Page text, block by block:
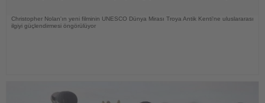
Christopher Nolan'ın yeni filminin UNESCO Dünya Mirası Troya Antik Kenti'ne uluslararası
ilgiyi güçlendirmesi öngörülüyor